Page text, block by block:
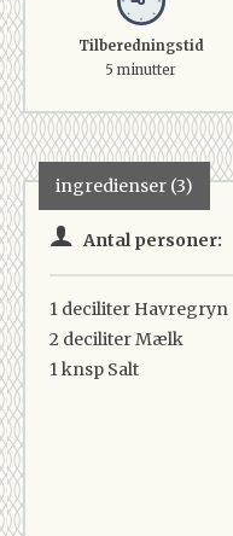
Tilberedningstid
5 minutter
ingredienser (3)
Antal personer:
1 deciliter Havregryn
2 deciliterMælk
1 knsp Salt